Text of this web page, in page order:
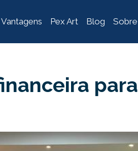
Pex Art Blog Sobre
para